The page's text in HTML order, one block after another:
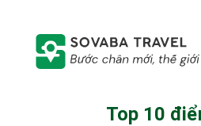
Top 10